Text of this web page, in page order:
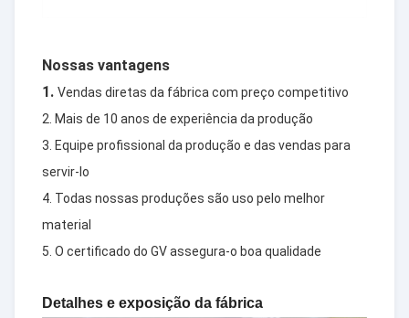
Nossas vantagens
1. Vendas diretas da fábrica com preço competitivo
2. Mais de 10 anos de experiência da produção
3. Equipe profissional da produção e das vendas para
servir-lo
4. Todas nossas produções são uso pelo melhor
material
5. O certificado do GV assegura-o boa qualidade
Detalhes e exposição da fábrica